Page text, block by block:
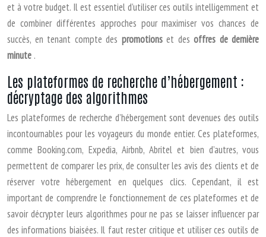
et à votre budget. Il est essentiel d’utiliser ces outils intelligemment et
de combiner différentes approches pour maximiser vos chances de
succès, en tenant compte des promotions et des offres de dernière
minute .
Les plateformes de recherche d’hébergement :
décryptage des algorithmes
Les plateformes de recherche d’hébergement sont devenues des outils
incontournables pour les voyageurs du monde entier. Ces plateformes,
comme Booking.com, Expedia, Airbnb, Abritel et bien d’autres, vous
permettent de comparer les prix, de consulter les avis des clients et de
réserver votre hébergement en quelques clics. Cependant, il est
important de comprendre le fonctionnement de ces plateformes et de
savoir décrypter leurs algorithmes pour ne pas se laisser influencer par
des informations biaisées. Il faut rester critique et utiliser ces outils de